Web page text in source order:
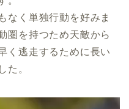
なく単独行動を好みま
圏を持つため天敵から
く逃走するために長い
た。